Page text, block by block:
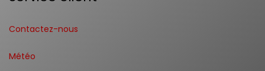
Contactez-nous
Météo